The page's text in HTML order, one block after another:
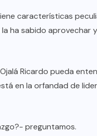
características
ha sabido aprovechar
Ricardo pueda
en la orfandad de
preguntamos.